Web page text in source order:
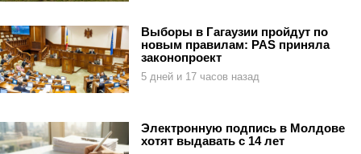
Выборы в Гагаузии пройдут по
новым правилам: PAS приняла
законопроект
5 дней и 17 часов назад
Электронную подпись в Молдове
хотят выдавать с 14 лет